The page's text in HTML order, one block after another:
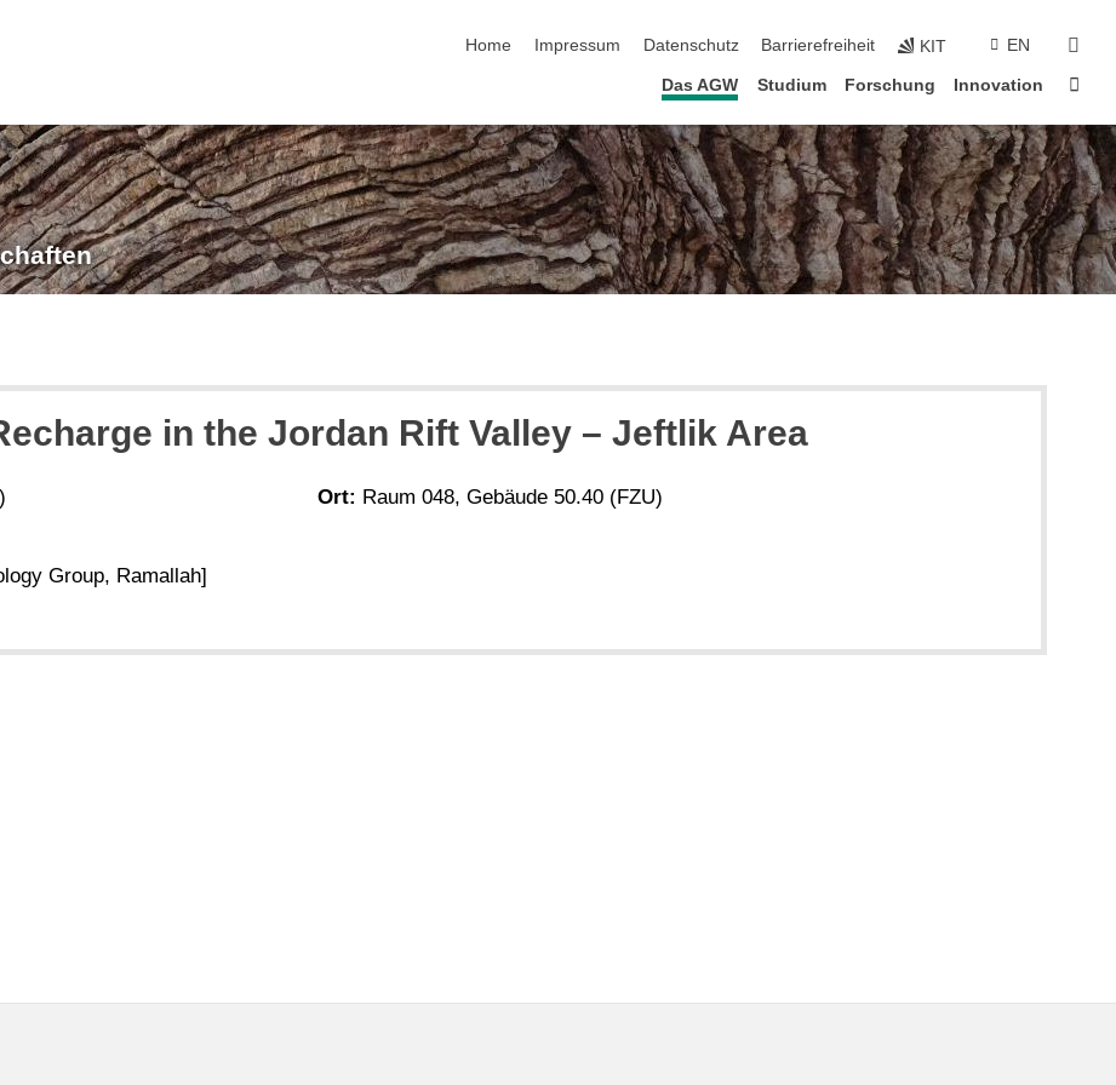
Home
Impressum Datenschutz Barrierefreiheit KIT EN
Das AGW Studium Forschung Innovation
in the Jordan Rift Valley – Jeftlik Area
Group, Ramallah]
Ort: Raum 048, Gebäude 50.40 (FZU)